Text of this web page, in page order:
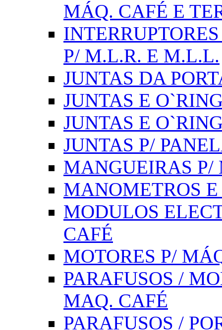
MÁQ. CAFÉ E
P/ M.L.R. E M.L.L.
JUNTAS DA
JUNTAS E
JUNTAS E
JUNTAS P/
MANGUEIRAS
MANOMETROS
MODULOS
CAFÉ
MOTORES P/
PARAFUSOS /
MAQ. CAFÉ
PARAFUSOS /